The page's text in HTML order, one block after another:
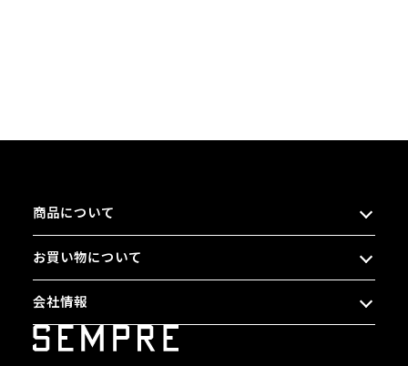
商品について
お買い物について
会社情報